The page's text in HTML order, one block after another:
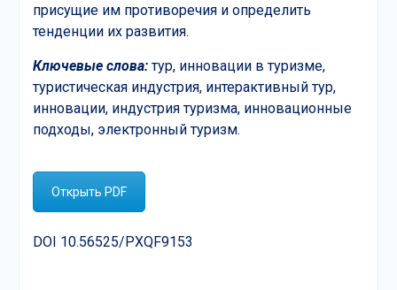
присущие им противоречия и определить
тенденции их развития.
Ключевые слова:тур, инновации в туризме,
туристическая индустрия, интерактивный тур,
инновации, индустрия туризма, инновационные
подходы, электронный туризм.
Открыть PDF
DOI 10.56525/PXQF9153